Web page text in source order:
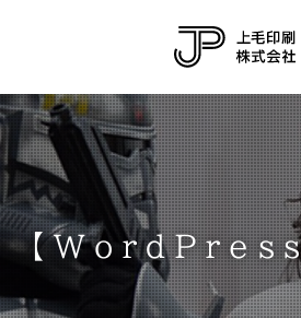
【WordPress